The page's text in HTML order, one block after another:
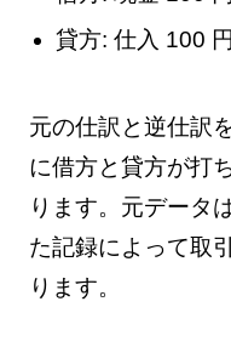
貸方: 仕入 100 円
元の仕訳と逆仕訳
に借方と貸方が打
ります。元データ
た記録によって取
ります。